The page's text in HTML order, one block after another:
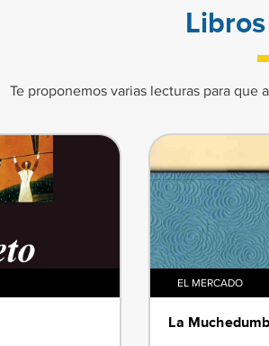
Te proponemos varias lecturas para
EL MERCADO
La